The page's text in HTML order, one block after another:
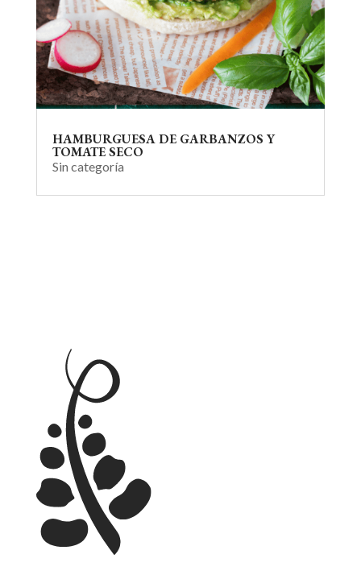
HAMBURGUESA DE GARBANZOS Y
TOMATE SECO
Sin categoría